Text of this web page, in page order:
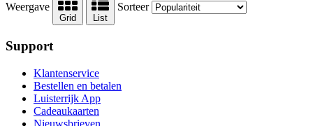
Weergave
Grid List
Sorteer
Support
Klantenservice
Bestellen en betalen
Luisterrijk App
Cadeaukaarten
Nieuwsbrieven